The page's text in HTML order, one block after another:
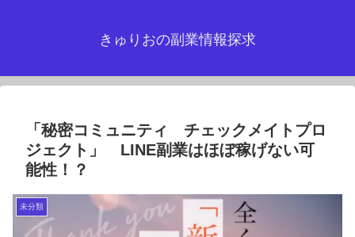
きゅりおの副業情報探求
「秘密コミュニティ チェックメイトプロ
ジェクト」 LINE副業はほぼ稼げない可
能性！？
未分類